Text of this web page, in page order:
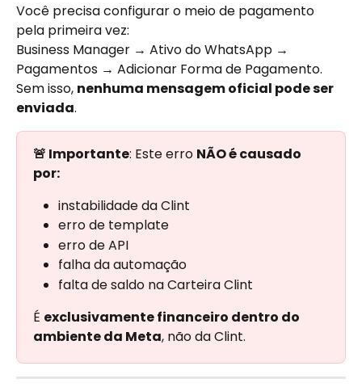
Você precisa configurar o meio de pagamento
pela primeira vez:
Business Manager → Ativo do WhatsApp →
Pagamentos → Adicionar Forma de Pagamento.
Sem isso, nenhuma mensagem oficial pode ser
enviada.
🚨 Importante: Este erro NÃO é causado
por:
instabilidade da Clint
erro de template
erro de API
falha da automação
falta de saldo na Carteira Clint
É exclusivamente financeiro dentro do
ambiente da Meta, não da Clint.